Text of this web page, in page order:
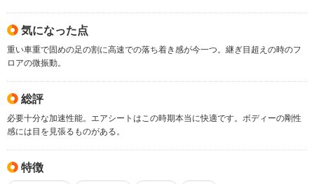
気になった点
重い車重で固めの足の割に高速での落ち着き感が今一つ。継ぎ目超えの時のフ
ロアの微振動。
総評
必要十分な加速性能。エアシートはこの時期本当に快適です。ボディーの剛性
感には目を見張るものがある。
特徴